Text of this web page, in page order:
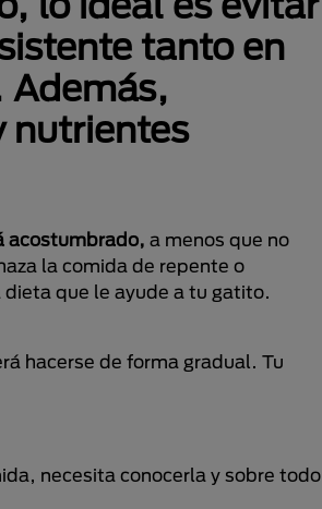
tanto en
Además,
nutrientes
acostumbrado, a menos que no
la comida de repente o
que le ayude a tu gatito.
hacerse de forma gradual. Tu
necesita conocerla y sobre todo